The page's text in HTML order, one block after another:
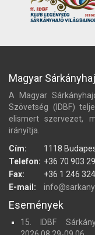
Magyar
A Magyar
Szövetség (IDBF)
elismert szervezet,
irányítja.
Cím:
1118
Telefon: +36 70 903
Fax:
+36 1 246
E-mail:
Események
15. IDBF